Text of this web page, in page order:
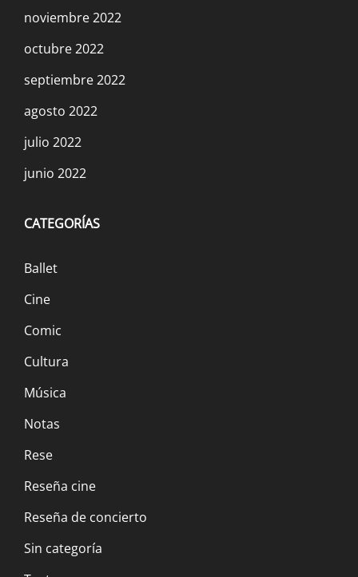
noviembre 2022
octubre 2022
septiembre 2022
agosto 2022
julio 2022
junio 2022
CATEGORÍAS
Ballet
Cine
Comic
Cultura
Música
Notas
Rese
Reseña cine
Reseña de concierto
Sin categoría